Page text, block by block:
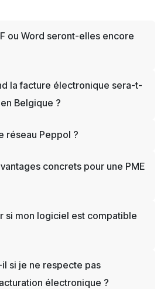
ou Word seront-elles encore
la facture électronique sera-t-
Belgique ?​
réseau Peppol ?
concrets pour une PME
si mon logiciel est compatible
si je ne respecte pas
électronique ?